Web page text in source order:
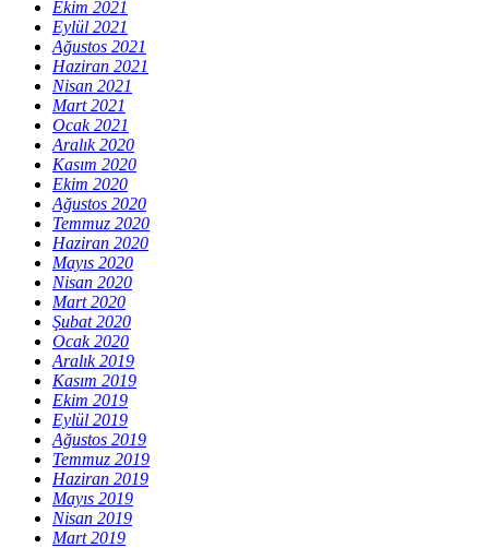
Ekim 2021
Eylül 2021
Ağustos 2021
Haziran 2021
Nisan 2021
Mart 2021
Ocak 2021
Aralık 2020
Kasım 2020
Ekim 2020
Ağustos 2020
Temmuz 2020
Haziran 2020
Mayıs 2020
Nisan 2020
Mart 2020
Şubat 2020
Ocak 2020
Aralık 2019
Kasım 2019
Ekim 2019
Eylül 2019
Ağustos 2019
Temmuz 2019
Haziran 2019
Mayıs 2019
Nisan 2019
Mart 2019